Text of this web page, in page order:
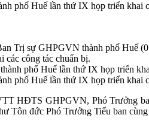
phố Huế lần thứ IX họp triển khai
Trị sự GHPGVN thành phố Huế
công tác chuẩn bị.
phố Huế lần thứ IX họp triển khai
HĐTS GHPGVN, Phó Trưởng
Tôn đức Phó Trưởng Tiểu ban